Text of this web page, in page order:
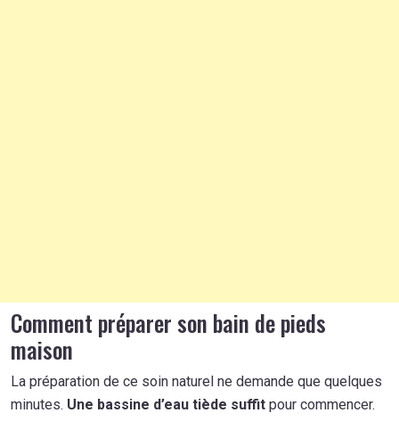
Comment préparer son bain de pieds
maison
La préparation de ce soin naturel ne demande que quelques
minutes. Une bassine d’eau tiède suffit pour commencer.